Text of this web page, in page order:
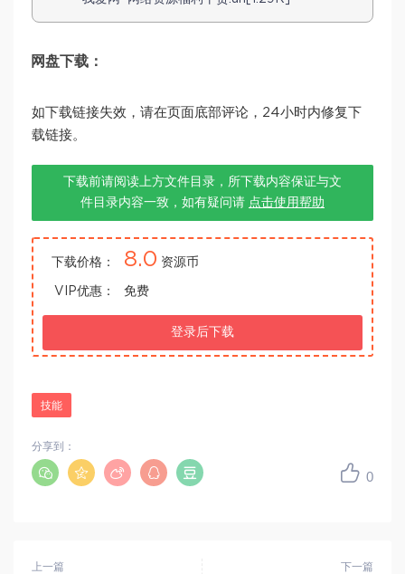
网盘下载：
如下载链接失效，请在页面底部评论，24小时内修复下
载链接。
下载前请阅读上方文件目录，所下载内容保证与文
件目录内容一致，如有疑问请 点击使用帮助
下载价格： 8.0 资源币
VIP优惠： 免费
登录后下载
技能
0
分享到：
上一篇 下一篇